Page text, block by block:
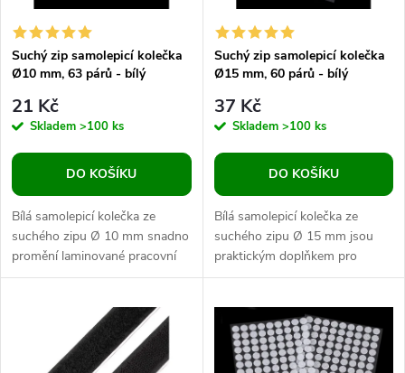
í
p
r
o
d
u
s
p
r
o
d
u
Suchý zip samolepicí kolečka
Ø10 mm, 63 párů - bílý
21 Kč
Skladem >100 ks
DO KOŠÍKU
Bílá samolepicí kolečka ze
suchého zipu Ø 10 mm snadno
promění laminované pracovní
listy, skládačky a výukové
Suchý zip samolepicí kolečka
Ø15 mm, 60 párů - bílý
37 Kč
Skladem >100 ks
DO KOŠÍKU
Bílá samolepicí kolečka ze
suchého zipu Ø 15 mm jsou
praktickým doplňkem pro
laminované pracovní listy,
použitelné...